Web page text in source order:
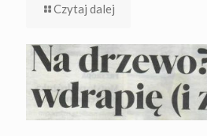
Czytaj dalej